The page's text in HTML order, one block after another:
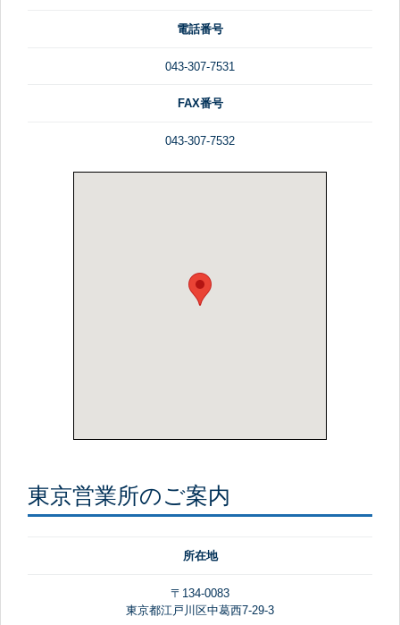
電話番号
043-307-7531
FAX番号
043-307-7532
東京営業所のご案内
所在地
〒134-0083
東京都江戸川区中葛西7-29-3